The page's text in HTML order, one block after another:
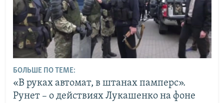
БОЛЬШЕ ПО ТЕМЕ:
«В руках автомат, в штанах памперс».
Рунет – о действиях Лукашенко на фоне